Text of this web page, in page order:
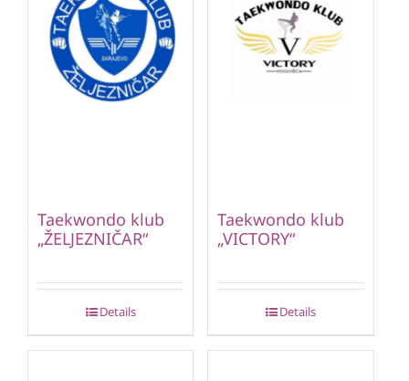
Taekwondo klub
„ŽELJEZNIČAR“
Details
Taekwondo klub
„VICTORY“
Details